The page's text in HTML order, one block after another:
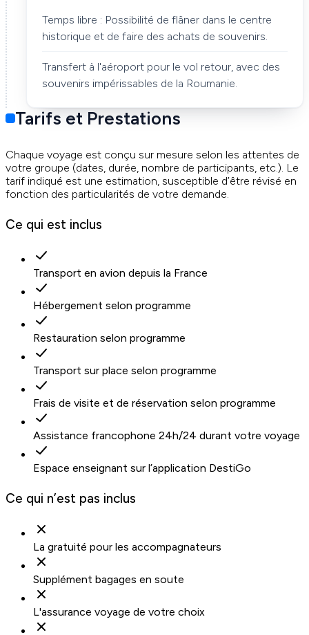
Temps libre : Possibilité de flâner dans le centre
historique et de faire des achats de souvenirs.
Transfert à l'aéroport pour le vol retour, avec des
souvenirs impérissables de la Roumanie.
Tarifs et Prestations
Chaque voyage est conçu sur mesure selon les attentes de
votre groupe (dates, durée, nombre de participants, etc.). Le
tarif indiqué est une estimation, susceptible d’être révisé en
fonction des particularités de votre demande.
Ce qui est inclus
Transport en avion depuis la France
Hébergement selon programme
Restauration selon programme
Transport sur place selon programme
Frais de visite et de réservation selon programme
Assistance francophone 24h/24 durant votre voyage
Espace enseignant sur l’application DestiGo
Ce qui n’est pas inclus
La gratuité pour les accompagnateurs
Supplément bagages en soute
L'assurance voyage de votre choix